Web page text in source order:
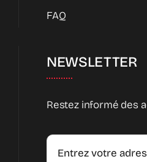
FAQ
NEWSLETTER
Restez informé des